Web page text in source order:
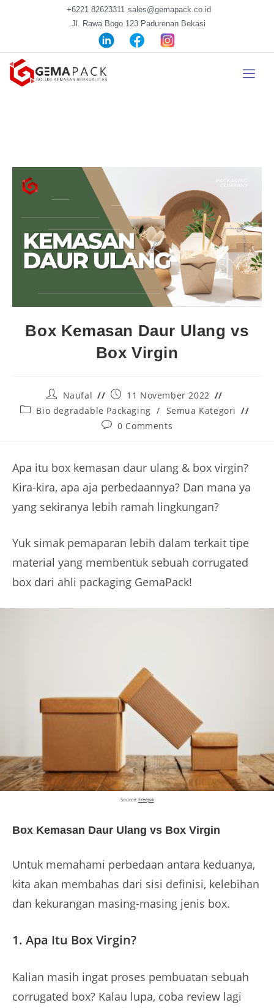
+6221 82623311 sales@gemapack.co.id
Jl. Rawa Bogo 123 Padurenan Bekasi
Box Kemasan Daur Ulang vs
Box Virgin
Naufal
11 November 2022
Bio degradable Packaging / Semua Kategori
0 Comments
Apa itu box kemasan daur ulang & box virgin?
Kira-kira, apa aja perbedaannya? Dan mana ya
yang sekiranya lebih ramah lingkungan?
Yuk simak pemaparan lebih dalam terkait tipe
material yang membentuk sebuah corrugated
box dari ahli packaging GemaPack!
Source: Freepik
Box Kemasan Daur Ulang vs Box Virgin
Untuk memahami perbedaan antara keduanya,
kita akan membahas dari sisi definisi, kelebihan
dan kekurangan masing-masing jenis box.
1. Apa Itu Box Virgin?
Kalian masih ingat proses pembuatan sebuah
corrugated box? Kalau lupa, coba review lagi